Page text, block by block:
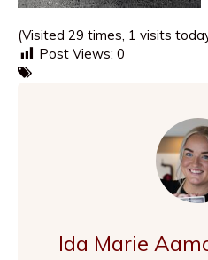
(Visited 29 times, 1 visits
Post Views: 0
Ida Marie